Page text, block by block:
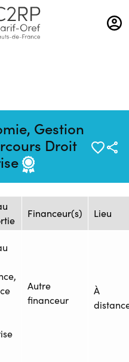
Gestion
Droit
: CNAM HAUTS-DE-
- Centre de Lille
Financeur(s) Lieu
Autre
financeur
À